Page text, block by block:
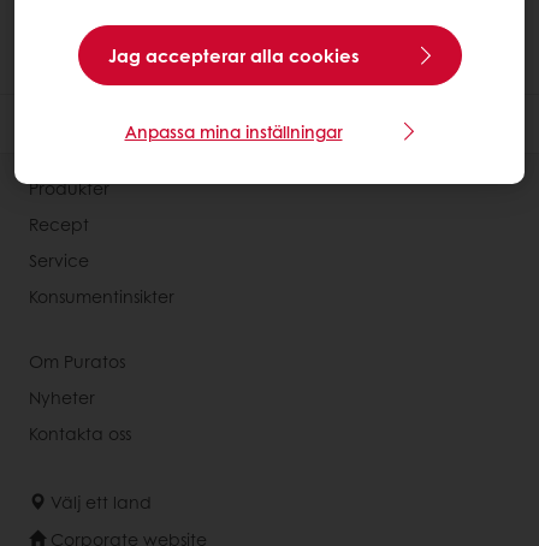
Jag accepterar alla cookies
Anpassa mina inställningar
Produkter
Recept
Service
Konsumentinsikter
Om Puratos
Nyheter
Kontakta oss
Välj ett land
Corporate website